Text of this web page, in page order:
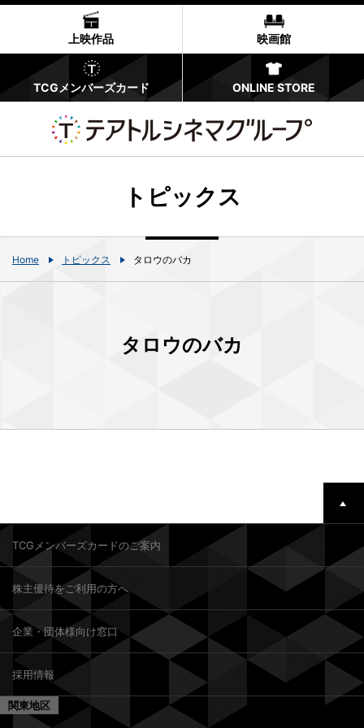
上映作品 映画館
TCGメンバーズカード ONLINE STORE
トピックス
Home トピックス タロウのバカ
タロウのバカ
TCGメンバーズカードのご案内
株主優待をご利用の方へ
企業・団体様向け窓口
採用情報
関東地区